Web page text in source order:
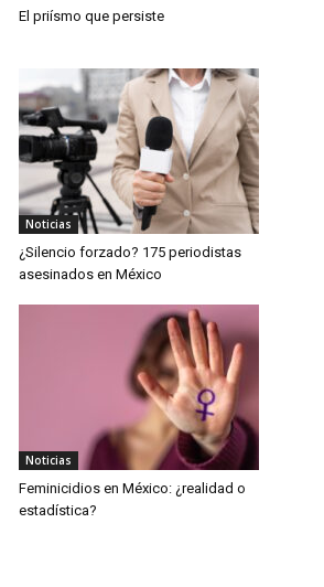
El priísmo que persiste
Noticias
¿Silencio forzado? 175 periodistas
asesinados en México
Noticias
Feminicidios en México: ¿realidad o
estadística?